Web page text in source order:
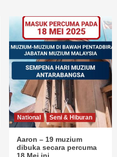
National Seni & Hiburan
Aaron – 19 muzium
dibuka secara percuma